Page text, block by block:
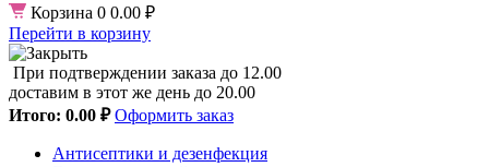
Корзина 0 0.00 ₽
Перейти в корзину
При подтверждении заказа до 12.00
доставим в этот же день до 20.00
Итого: 0.00 ₽ Оформить заказ
Антисептики и дезенфекция